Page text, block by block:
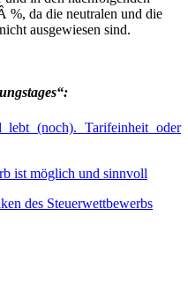
%, da die neutralen und die
ausgewiesen sind.
lebt (noch). Tarifeinheit oder
ist möglich und sinnvoll
des Steuerwettbewerbs